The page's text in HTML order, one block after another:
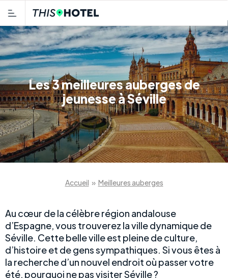
Les 3 meilleures auberges de
jeunesse à Séville
Accueil » Meilleures auberges
Au cœur de la célèbre région andalouse
d’Espagne, vous trouverez la ville dynamique de
Séville. Cette belle ville est pleine de culture,
d’histoire et de gens sympathiques. Si vous êtes à
la recherche d’un nouvel endroit où passer votre
été, pourquoi ne pas visiter Séville ?